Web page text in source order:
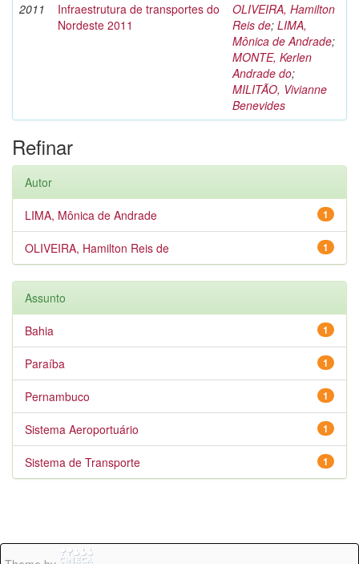
2011
Infraestrutura de transportes do
Nordeste 2011
OLIVEIRA, Hamilton
Reis de; LIMA,
Mônica de Andrade;
MONTE, Kerlen
Andrade do;
MILITÃO, Vivianne
Benevides
Refinar
Autor
1
LIMA, Mônica de Andrade
1
OLIVEIRA, Hamilton Reis de
Assunto
1
Bahia
1
Paraíba
1
Pernambuco
1
Sistema Aeroportuário
1
Sistema de Transporte